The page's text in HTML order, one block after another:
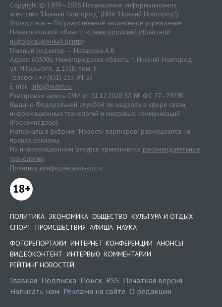
Copyright © 1999—2026 Независимое информационное
агентство "Нижний Новгород" (НИА "Нижний Новгород")
Учредитель — Государственное автономное учреждение
Нижегородской области «Нижегородский областной
информационный центр»
Главный редактор — Назарова А.В.
Адрес: 603006, Нижегородская область, г. Нижний Новгород.
ул. М.Горького, д.151Б, пом. 5
Телефон: +7 (831) 233-94-53
E-mail: info@niann.ru
Реестровая запись СМИ от 31.12.2020 ЭЛ № ФС 77 - 79798.
Выдано Федеральной службой по надзору в сфере связи,
информационных технологий и массовых коммуникаций
(Роскомнадзор).
Материалы в рубрике "Новости партнеров" размещаются на
правах рекламы.
На информационном ресурсе применяются рекомендательные
технологии.
Политика конфиденциальности
18+
ПОЛИТИКА ЭКОНОМИКА ОБЩЕСТВО КУЛЬТУРА И ОТДЫХ
СПОРТ ПРОИСШЕСТВИЯ АФИША НАУКА
ФОТОРЕПОРТАЖИ ИНТЕРНЕТ-КОНФЕРЕНЦИИ АНОНСЫ
ВИДЕОКОНТЕНТ ИНТЕРВЬЮ КОММЕНТАРИИ
РЕЙТИНГ НОВОСТЕЙ
Главная Подписка Поиск RSS Печатная версия
Написать нам Реклама на сайте О редакции